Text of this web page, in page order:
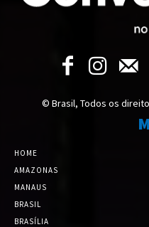
© Brasil, Todos os
HOME
AMAZONAS
MANAUS
BRASIL
BRASÍLIA